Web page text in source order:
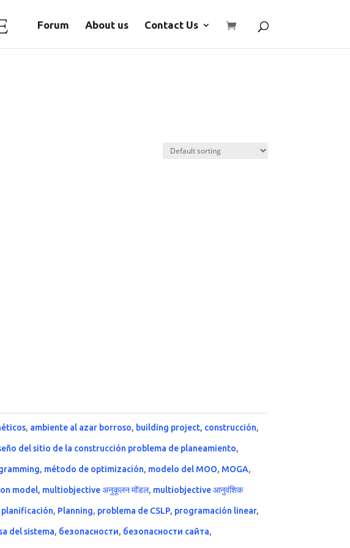
Forum About us Contact Us
, ambiente al azar borroso, building project, construcción,
del sitio de la construcción problema de planeamiento,
, método de optimización, modelo del MOO, MOGA,
model, multiobjective अनुकूलन मॉडल, multiobjective आनुवंशिक
planificación, Planning, problema de CSLP, programación linear,
del sistema, безопасности, безопасности сайта,